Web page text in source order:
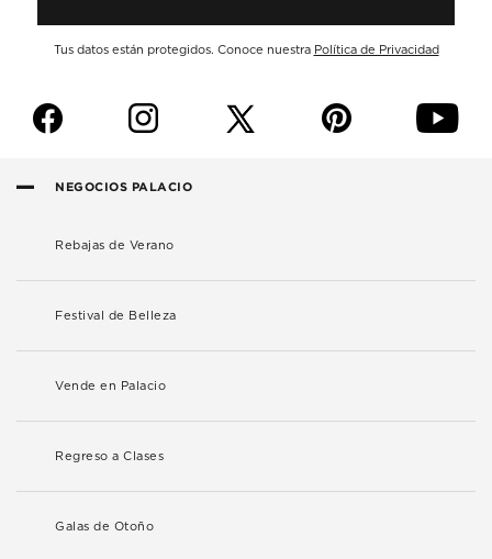
Tus datos están protegidos. Conoce nuestra Política de Privacidad
f i p y
NEGOCIOS PALACIO
Rebajas de Verano
Festival de Belleza
Vende en Palacio
Regreso a Clases
Galas de Otoño